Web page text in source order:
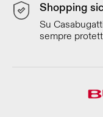
Shopping
Su
sempre